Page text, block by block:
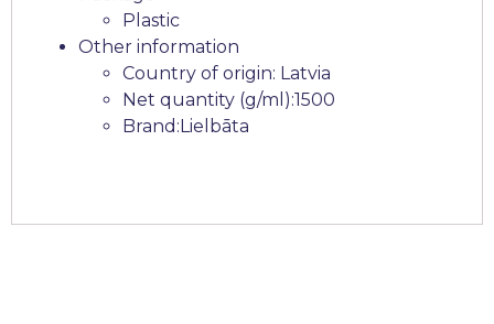
Plastic
Other information
Country of origin: Latvia
Net quantity (g/ml):1500
Brand:Lielbāta